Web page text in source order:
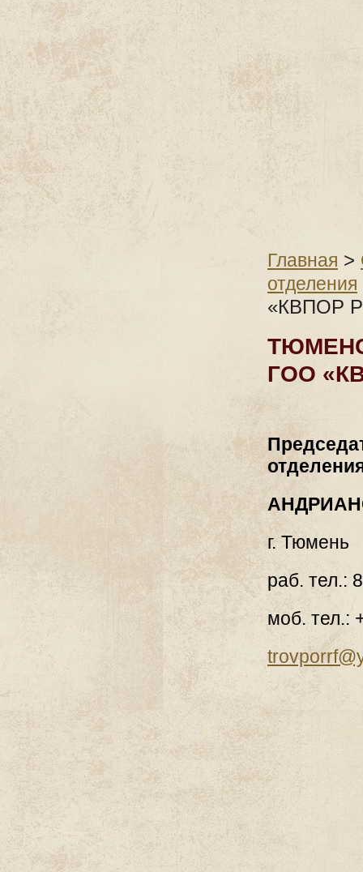
Главная >
отделения
«КВПОР
ГОО
г. Тюмень
раб. тел.:
моб. тел.: